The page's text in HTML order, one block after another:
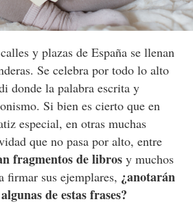
y plazas de España se llenan
Se celebra por todo lo alto
donde la palabra escrita y
Si bien es cierto que en
especial, en otras muchas
que no pasa por alto, entre
fragmentos de librosy muchos
firmar sus ejemplares, ¿anotarán
de estas frases?